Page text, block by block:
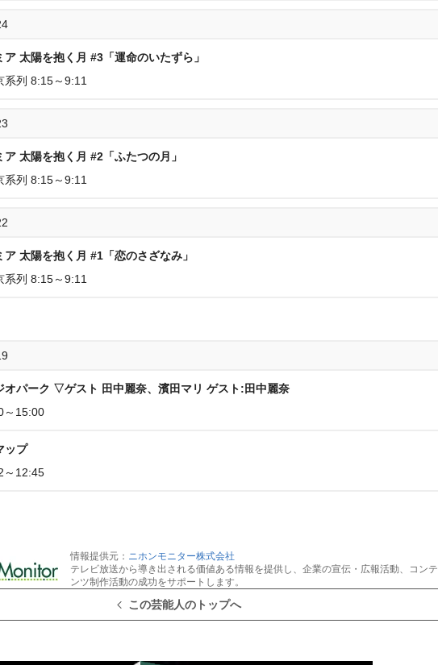
ア 太陽を抱く月 #3「運命のいたずら」
系列 8:15～9:11
ア 太陽を抱く月 #2「ふたつの月」
系列 8:15～9:11
ア 太陽を抱く月 #1「恋のさざなみ」
系列 8:15～9:11
オパーク ▽ゲスト 田中麗奈、濱田マリ ゲスト:田中麗奈
～15:00
ップ
～12:45
情報提供元： ニホンモニター株式会社
テレビ放送から導き出される価値ある情報を提供し、企業の宣伝・広報活動、コンテ
ンツ制作活動の成功をサポートします。
この芸能人のトップへ